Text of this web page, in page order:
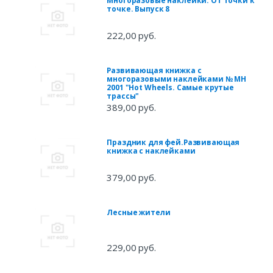
точке. Выпуск 8
222,00 руб.
Развивающая книжка с
многоразовыми наклейками № МН
2001 "Hot Wheels. Самые крутые
трассы"
389,00 руб.
Праздник для фей.Развивающая
книжка с наклейками
379,00 руб.
Лесные жители
229,00 руб.